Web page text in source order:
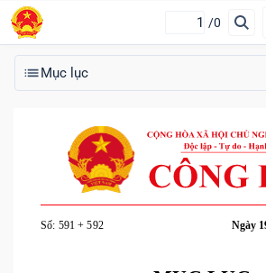
/0
Mục lục
Số: 591 + 592 Ngày